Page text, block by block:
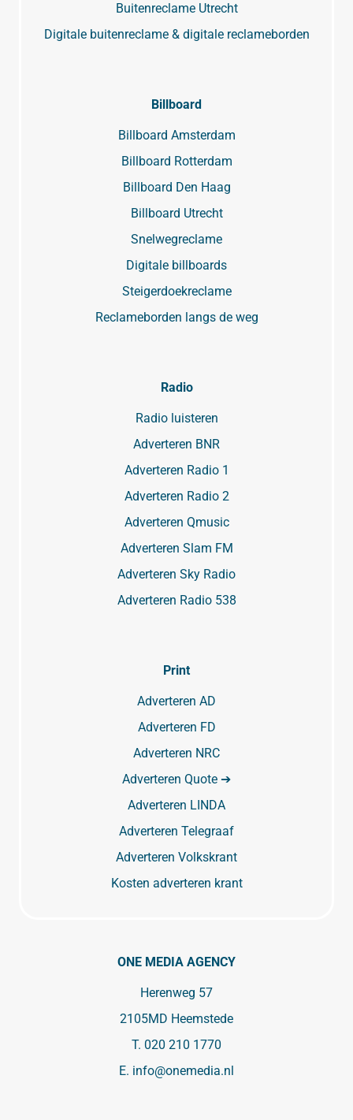
Buitenreclame Utrecht
Digitale buitenreclame & digitale reclameborden
Billboard
Billboard Amsterdam
Billboard Rotterdam
Billboard Den Haag
Billboard Utrecht
Snelwegreclame
Digitale billboards
Steigerdoekreclame
Reclameborden langs de weg
Radio
Radio luisteren
Adverteren BNR
Adverteren Radio 1
Adverteren Radio 2
Adverteren Qmusic
Adverteren Slam FM
Adverteren Sky Radio
Adverteren Radio 538
Print
Adverteren AD
Adverteren FD
Adverteren NRC
Adverteren Quote ➔
Adverteren LINDA
Adverteren Telegraaf
Adverteren Volkskrant
Kosten adverteren krant
ONE MEDIA AGENCY
Herenweg 57
2105MD Heemstede
T. 020 210 1770
E. info@onemedia.nl